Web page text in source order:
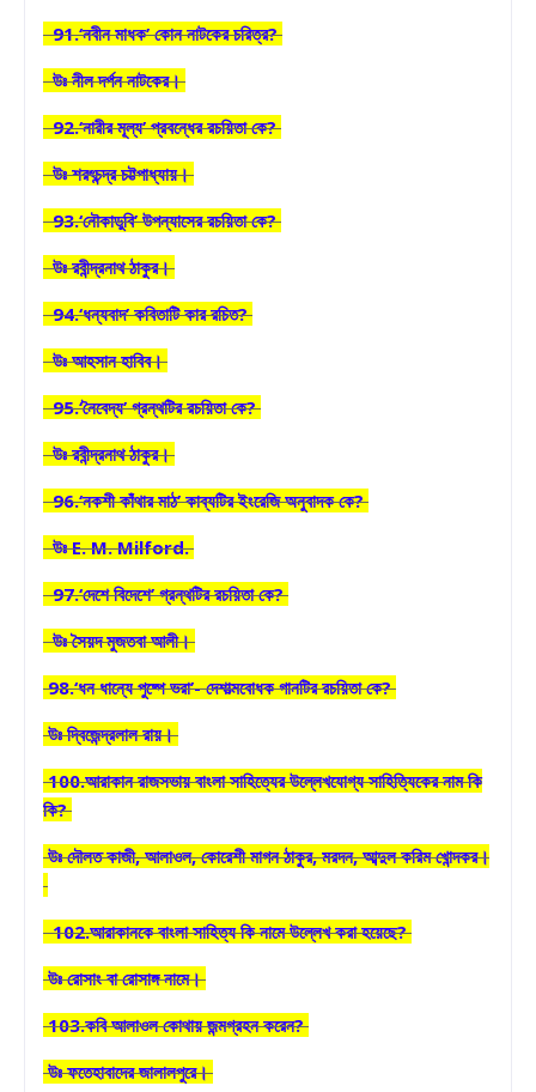
91.‘নবীন মাধক’ কোন নাটকের চরিত্র?
উঃ নীল দর্পন নাটকের।
92.‘নারীর মূল্য’ প্রবন্ধের রচয়িতা কে?
উঃ শরৎচন্দ্র চট্টপাধ্যায়।
93.‘নৌকাডুবি’ উপন্যাসের রচয়িতা কে?
উঃ রবীন্দ্রনাথ ঠাকুর।
94.‘ধন্যবাদ’ কবিতাটি কার রচিত?
উঃ আহসান হাবিব।
95.‘নৈবেদ্য’ গ্রন্থটির রচয়িতা কে?
উঃ রবীন্দ্রনাথ ঠাকুর।
96.‘নকশী কাঁথার মাঠ’ কাব্যটির ইংরেজি অনুবাদক কে?
উঃ E. M. Milford.
97.‘দেশে বিদেশে’ গ্রন্থটির রচয়িতা কে?
উঃ সৈয়দ মুজতবা আলী।
98.‘ধন ধান্যে পুষ্পে ভরা’- দেশাত্মবোধক গানটির রচয়িতা কে?
উঃ দ্বিজেন্দ্রলাল রায়।
100.আরাকান রাজসভায় বাংলা সাহিত্যের উল্লেখযোগ্য সাহিত্যিকের নাম কি
কি?
উঃ দৌলত কাজী, আলাওল, কোরেশী মাগন ঠাকুর, মরদন, আব্দুল করিম খোন্দকর।
102.আরাকানকে বাংলা সাহিত্য কি নামে উল্লেখ করা হয়েছে?
উঃ রোসাং বা রোসাঙ্গ নামে।
103.কবি আলাওল কোথায় জন্মগ্রহন করেন?
উঃ ফতেহাবাদের জালালপুরে।